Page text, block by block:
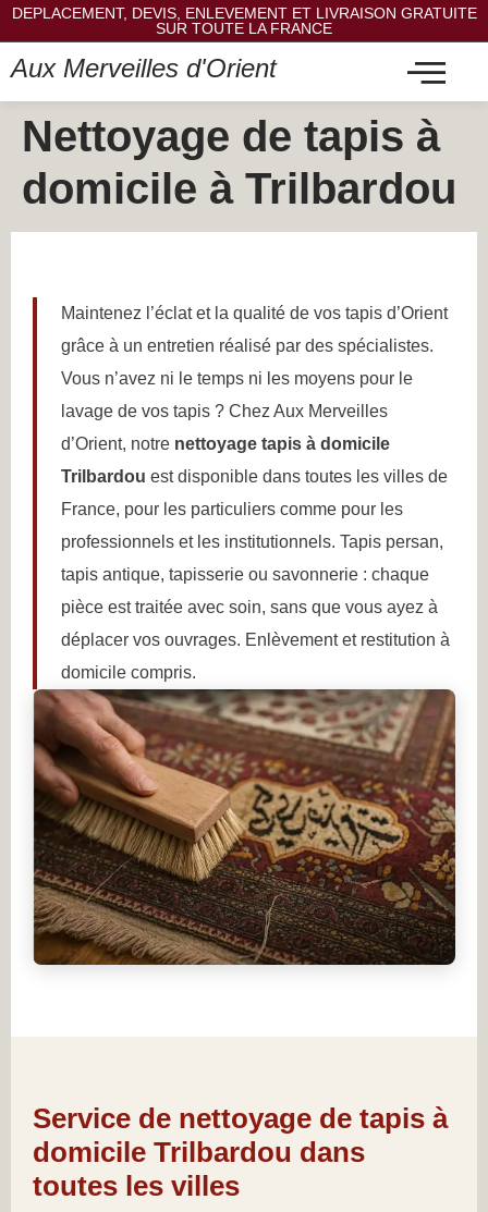
DEPLACEMENT, DEVIS, ENLEVEMENT ET LIVRAISON GRATUITE
SUR TOUTE LA FRANCE
Aux Merveilles d'Orient
Nettoyage de tapis à
domicile à Trilbardou
Maintenez l’éclat et la qualité de vos tapis d’Orient
grâce à un entretien réalisé par des spécialistes.
Vous n’avez ni le temps ni les moyens pour le
lavage de vos tapis ? Chez Aux Merveilles
d’Orient, notre nettoyage tapis à domicile
Trilbardou est disponible dans toutes les villes de
France, pour les particuliers comme pour les
professionnels et les institutionnels. Tapis persan,
tapis antique, tapisserie ou savonnerie : chaque
pièce est traitée avec soin, sans que vous ayez à
déplacer vos ouvrages. Enlèvement et restitution à
domicile compris.
Service de nettoyage de tapis à
domicile Trilbardou dans
toutes les villes